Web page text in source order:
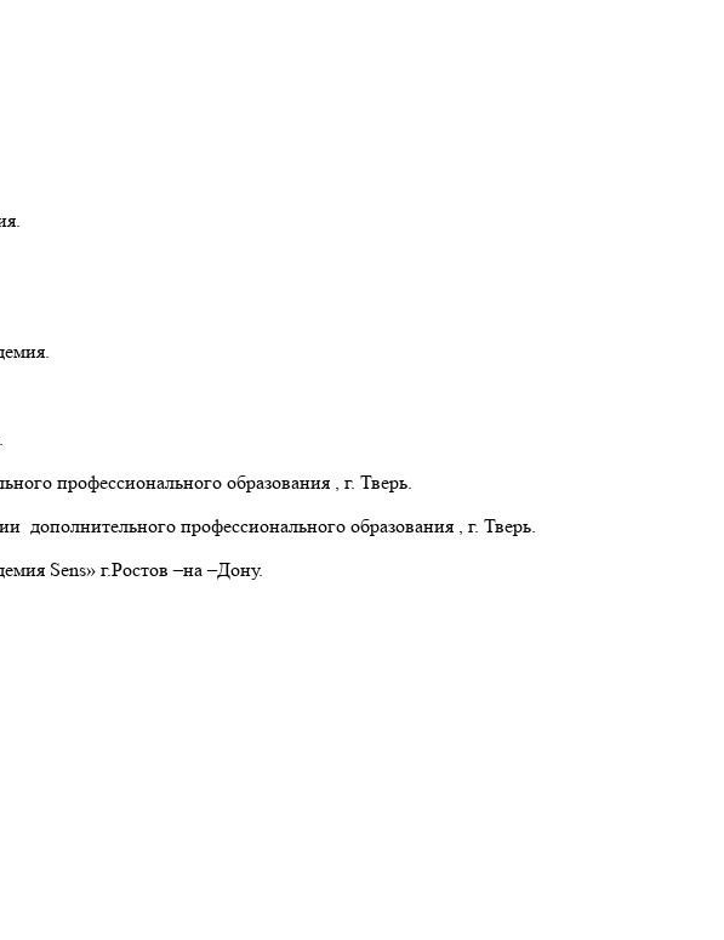
профессионального образования , г. Тверь.
профессионального образования , г. Тверь.
Sens» г.Ростов –на –Дону.